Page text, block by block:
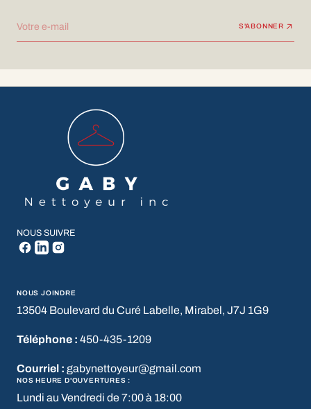
Votre e-mail S'ABONNER
NOUS SUIVRE
NOUS JOINDRE
13504 Boulevard du Curé Labelle, Mirabel, J7J 1G9
Téléphone : 450-435-1209
Courriel : gabynettoyeur@gmail.com
NOS HEURE D'OUVERTURES :
Lundi au Vendredi de 7:00 à 18:00